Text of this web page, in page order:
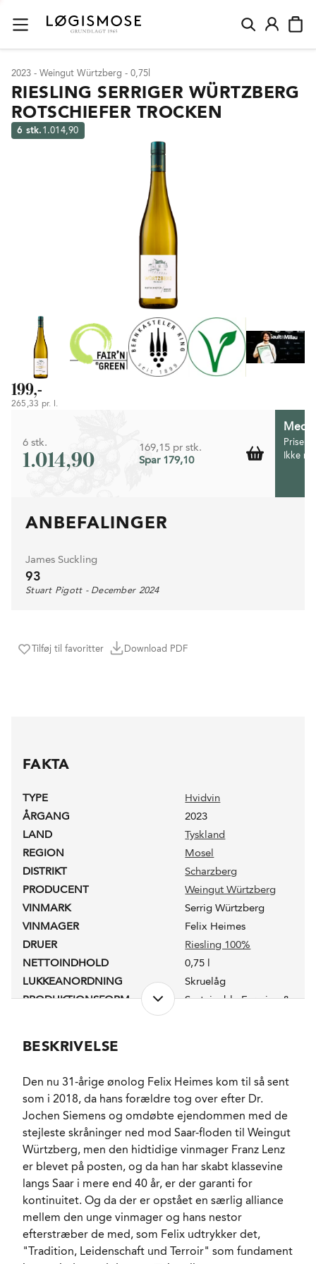
Tilføj til favoritter Download PDF
2023 - Weingut Würtzberg - 0,75l
RIESLING SERRIGER WÜRTZBERG
ROTSCHIEFER TROCKEN
6 stk. 1.014,90
199,-
265,33 pr. l.
6 stk.
1.014,90
169,15 pr stk.
Spar 179,10
Prisen
Ikke
ANBEFALINGER
James Suckling
93
Stuart Pigott - December 2024
FAKTA
TYPE
Hvidvin
ÅRGANG
2023
LAND
Tyskland
REGION
Mosel
DISTRIKT
Scharzberg
PRODUCENT
Weingut Würtzberg
VINMARK
Serrig Würtzberg
VINMAGER
Felix Heimes
DRUER
Riesling 100%
NETTOINDHOLD
0,75 l
LUKKEANORDNING
Skruelåg
PRODUKTIONSFORM
Sustainable Farming &
RESTSUKKER
FADLAGRET
Ja
LAGRING
Store fade og rustfrit
stål. Begge dele 6
måneder.
FORVENTET HOLDBARHED
4-6 år fra høståret.
SERVERINGS-TEMPERATUR
7 - 9°C
EMBALLAGETYPE
Flaske (75 cl)
VARENR.
300157
NØGLEORD Fersken, Bergamotte,
BESKRIVELSE
Den nu 31-årige ønolog Felix Heimes kom til så sent
som i 2018, da hans forældre tog over efter Dr.
Jochen Siemens og omdøbte ejendommen med de
stejleste skråninger ned mod Saar-floden til Weingut
Würtzberg, men den hidtidige vinmager Franz Lenz
er blevet på posten, og da han har skabt klassevine
langs Saar i mere end 40 år, er der garanti for
kontinuitet. Og da der er opstået en særlig alliance
mellem den unge vinmager og hans nestor
efterstræber de med, som Felix udtrykker det,
"Tradition, Leidenschaft und Terroir" som fundament